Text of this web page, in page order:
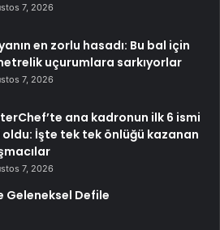
7, 2026
en zorlu hasadı: Bu bal için
uçurumlara sarkıyorlar
7, 2026
ana kadronun ilk 6 ismi
İşte tek tek önlüğü kazanan
7, 2026
Geleneksel Defile